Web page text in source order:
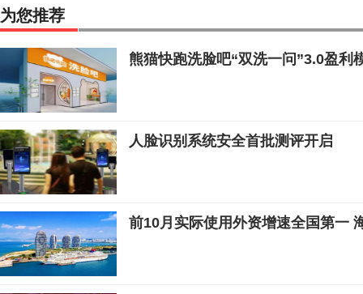
为您推荐
熊猫快跑洗脸吧“双洗一问”3.0盈利
人脸识别系统安全首批测评开启
前10月实际使用外资增速全国第一